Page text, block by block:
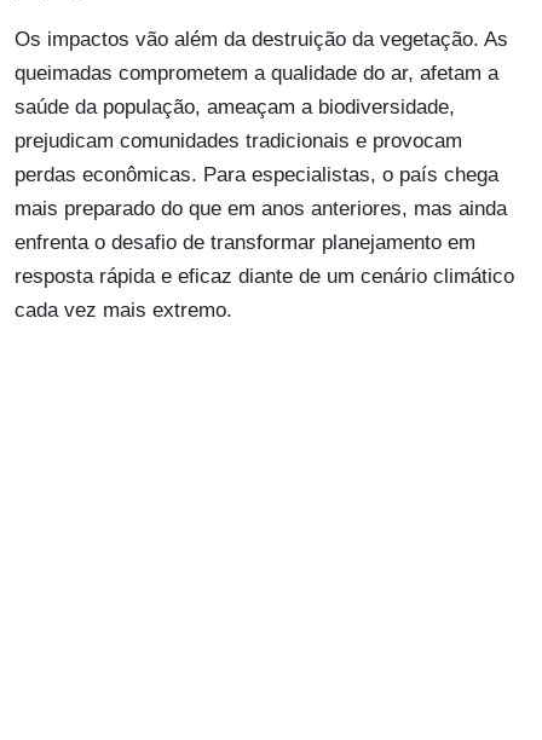
Os impactos vão além da destruição da vegetação. As
queimadas comprometem a qualidade do ar, afetam a
saúde da população, ameaçam a biodiversidade,
prejudicam comunidades tradicionais e provocam
perdas econômicas. Para especialistas, o país chega
mais preparado do que em anos anteriores, mas ainda
enfrenta o desafio de transformar planejamento em
resposta rápida e eficaz diante de um cenário climático
cada vez mais extremo.